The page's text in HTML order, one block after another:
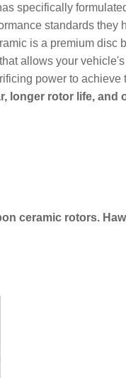
specifically
standards they
is a premium disc
allows your
power to achieve
longer rotor life, and
ceramic rotors.